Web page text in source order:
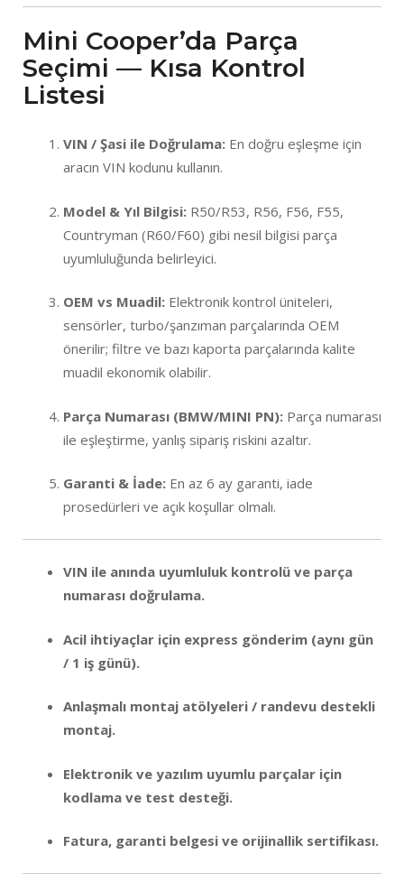
Mini Cooper’da Parça
Seçimi — Kısa Kontrol
Listesi
VIN / Şasi ile Doğrulama: En doğru eşleşme için
aracın VIN kodunu kullanın.
Model & Yıl Bilgisi: R50/R53, R56, F56, F55,
Countryman (R60/F60) gibi nesil bilgisi parça
uyumluluğunda belirleyici.
OEM vs Muadil: Elektronik kontrol üniteleri,
sensörler, turbo/şanzıman parçalarında OEM
önerilir; filtre ve bazı kaporta parçalarında kalite
muadil ekonomik olabilir.
Parça Numarası (BMW/MINI PN): Parça numarası
ile eşleştirme, yanlış sipariş riskini azaltır.
Garanti & İade: En az 6 ay garanti, iade
prosedürleri ve açık koşullar olmalı.
VIN ile anında uyumluluk kontrolü ve parça
numarası doğrulama.
Acil ihtiyaçlar için express gönderim (aynı gün
/ 1 iş günü).
Anlaşmalı montaj atölyeleri / randevu destekli
montaj.
Elektronik ve yazılım uyumlu parçalar için
kodlama ve test desteği.
Fatura, garanti belgesi ve orijinallik sertifikası.